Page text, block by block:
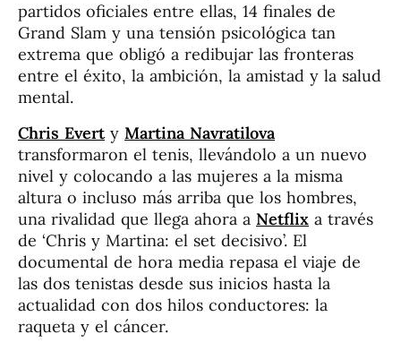
partidos oficiales entre ellas, 14 finales de
Grand Slam y una tensión psicológica tan
extrema que obligó a redibujar las fronteras
entre el éxito, la ambición, la amistad y la salud
mental.
Chris Everty Martina Navratilova
transformaron el tenis, llevándolo a un nuevo
nivel y colocando a las mujeres a la misma
altura o incluso más arriba que los hombres,
una rivalidad que llega ahora a Netflix a través
de ‘Chris y Martina: el set decisivo’. El
documental de hora media repasa el viaje de
las dos tenistas desde sus inicios hasta la
actualidad con dos hilos conductores: la
raqueta y el cáncer.